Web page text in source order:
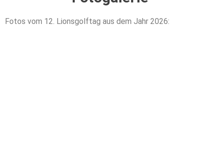
Fotos vom 12. Lionsgolftag aus dem Jahr 2026: